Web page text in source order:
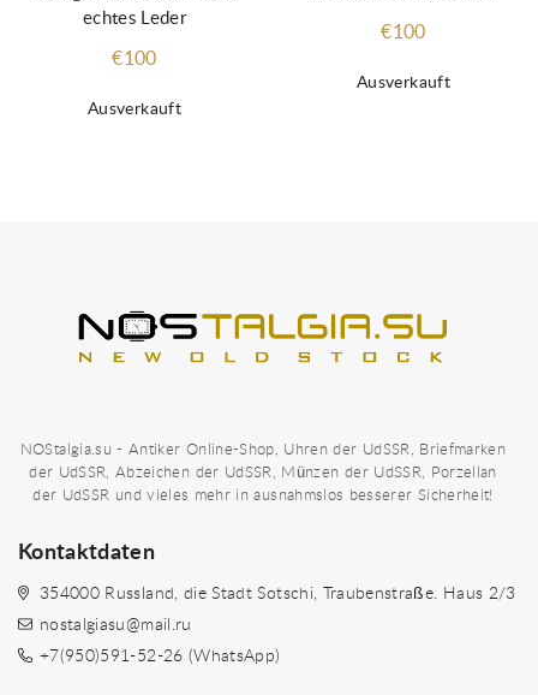
Ausverkauft
echtes Leder
€100
Ausverkauft
€100
NOStalgia.su - Antiker Online-Shop, Uhren der UdSSR, Briefmarken
der UdSSR, Abzeichen der UdSSR, Münzen der UdSSR, Porzellan
der UdSSR und vieles mehr in ausnahmslos besserer Sicherheit!
Kontaktdaten
354000 Russland, die Stadt Sotschi, Traubenstraße. Haus 2/3
nostalgiasu@mail.ru
+7(950)591-52-26 (WhatsApp)